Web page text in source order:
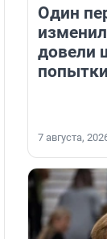
Один
довели
7 августа,